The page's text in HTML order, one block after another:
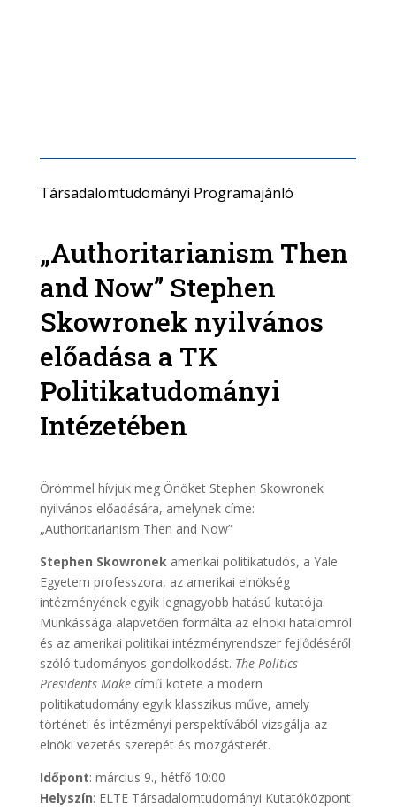
Társadalomtudományi Programajánló
„Authoritarianism Then
and Now” Stephen
Skowronek nyilvános
előadása a TK
Politikatudományi
Intézetében
Örömmel hívjuk meg Önöket Stephen Skowronek
nyilvános előadására, amelynek címe:
„Authoritarianism Then and Now”
Stephen Skowronekamerikai politikatudós, a Yale
Egyetem professzora, az amerikai elnökség
intézményének egyik legnagyobb hatású kutatója.
Munkássága alapvetően formálta az elnöki hatalomról
és az amerikai politikai intézményrendszer fejlődéséről
szóló tudományos gondolkodást. The Politics
Presidents Make című kötete a modern
politikatudomány egyik klasszikus műve, amely
történeti és intézményi perspektívából vizsgálja az
elnöki vezetés szerepét és mozgásterét.
Időpont: március 9., hétfő 10:00
Helyszín: ELTE Társadalomtudományi Kutatóközpont